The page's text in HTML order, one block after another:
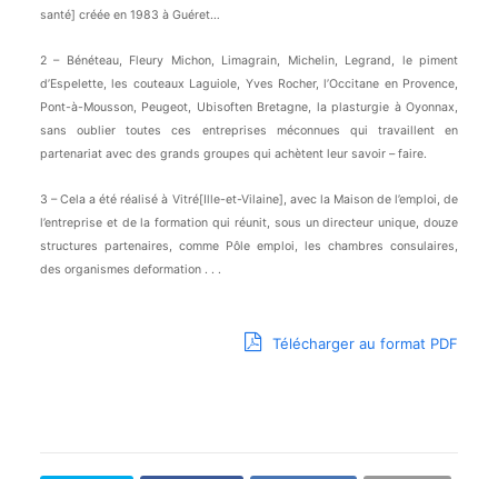
santé] créée en 1983 à Guéret…
2 – Bénéteau, Fleury Michon, Limagrain, Michelin, Legrand, le piment
d’Espelette, les couteaux Laguiole, Yves Rocher, l’Occitane en Provence,
Pont-à-Mousson, Peugeot, Ubisoften Bretagne, la plasturgie à Oyonnax,
sans oublier toutes ces entreprises méconnues qui travaillent en
partenariat avec des grands groupes qui achètent leur savoir – faire.
3 – Cela a été réalisé à Vitré[Ille-et-Vilaine], avec la Maison de l’emploi, de
l’entreprise et de la formation qui réunit, sous un directeur unique, douze
structures partenaires, comme Pôle emploi, les chambres consulaires,
des organismes deformation . . .
Télécharger au format PDF